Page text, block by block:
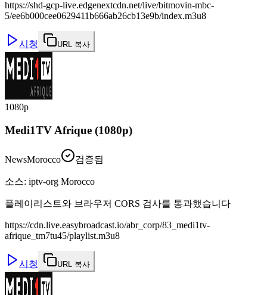
https://shd-gcp-live.edgenextcdn.net/live/bitmovin-mbc-
5/ee6b000cee0629411b666ab26cb13e9b/index.m3u8
시청 URL 복사
1080p
Medi1TV Afrique (1080p)
NewsMorocco 검증됨
소스: iptv-org Morocco
플레이리스트와 브라우저 CORS 검사를 통과했습니다
https://cdn.live.easybroadcast.io/abr_corp/83_medi1tv-
afrique_tm7tu45/playlist.m3u8
시청 URL 복사